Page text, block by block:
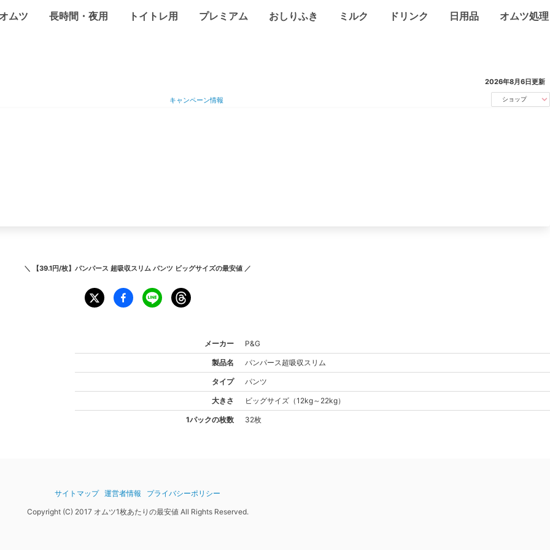
ムツ 長時間・夜用 トイトレ用 プレミアム おしりふき ミルク ドリンク 日用品 オムツ処理
2026年8月6日更新
キャンペーン情報 ショップ
＼ 【39.1円/枚】パンパース 超吸収スリム パンツ ビッグサイズの最安値 ／
メーカー P&G
製品名 パンパース 超吸収スリム
タイプ パンツ
大きさ ビッグサイズ （12kg～22kg）
1パックの枚数 32枚
サイトマップ 運営者情報
プライバシーポリシー
Copyright (C) 2017 オムツ1枚あたりの最安値 All Rights Reserved.